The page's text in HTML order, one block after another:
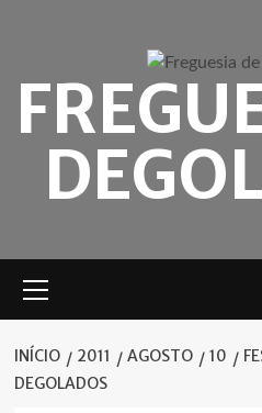
principal
INÍCIO 2011 AGOSTO 10
DEGOLADOS